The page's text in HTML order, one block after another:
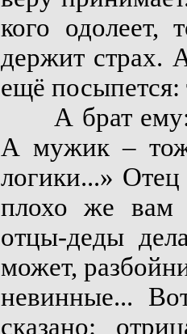
кого одолеет,
держит страх.
ещё посыпется:
А брат ему:
А мужик –
логики...»
плохо же вам
отцы-деды
может,
невинные...
сказано: